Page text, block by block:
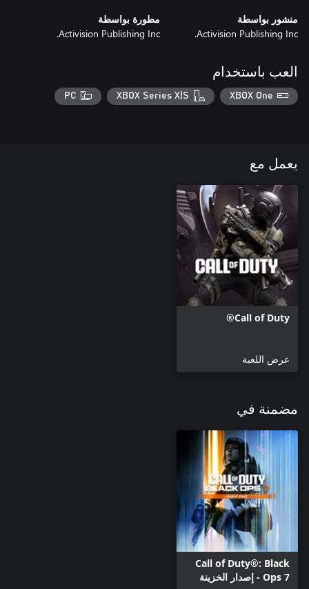
منشور بواسطة
Activision Publishing Inc.
مطورة بواسطة
Activision Publishing Inc.
العب باستخدام
XBOX One
XBOX Series X|S
PC
يعمل مع
Call of Duty®
عرض اللعبة
مضمنة في
Call of Duty®: Black
Ops 7 - إصدار الخزينة